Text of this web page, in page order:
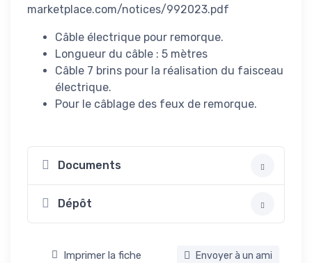
marketplace.com/notices/992023.pdf
Câble électrique pour remorque.
Longueur du câble : 5 mètres
Câble 7 brins pour la réalisation du faisceau
électrique.
Pour le câblage des feux de remorque.
Documents
Dépôt
Imprimer la fiche Envoyer à un ami